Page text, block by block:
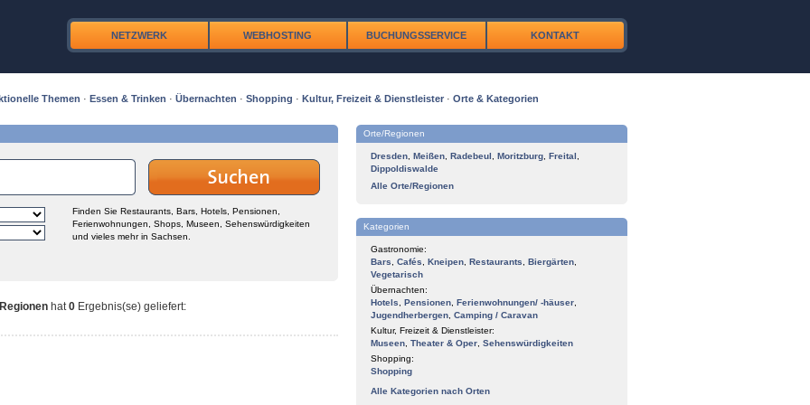
NETZWERK WEBHOSTING BUCHUNGSSERVICE KONTAKT
Themen · Essen & Trinken · Übernachten · Shopping · Kultur, Freizeit & Dienstleister · Orte & Kategorien
Finden Sie Restaurants, Bars, Hotels, Pensionen,
Ferienwohnungen, Shops, Museen, Sehenswürdigkeiten
und vieles mehr in Sachsen.
hat0 Ergebnis(se) geliefert:
Orte/Regionen
Dresden Meißen Radebeul Moritzburg Freital
Dippoldiswalde
Alle Orte/Regionen
Kategorien
Gastronomie:
Bars
Cafés Kneipen Restaurants Biergärten
Vegetarisch
Übernachten:
Hotels
Pensionen Ferienwohnungen/ -häuser
Jugendherbergen Camping / Caravan
Kultur, Freizeit & Dienstleister:
Museen Theater & Oper Sehenswürdigkeiten
Shopping:
Shopping
Alle Kategorien nach Orten